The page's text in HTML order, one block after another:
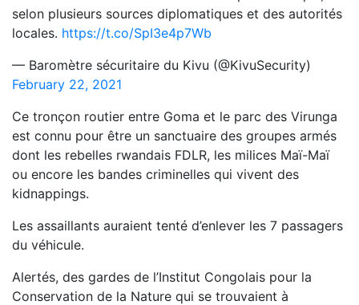
selon plusieurs sources diplomatiques et des autorités
locales. https://t.co/SpI3e4p7Wb
— Baromètre sécuritaire du Kivu (@KivuSecurity)
February 22, 2021
Ce tronçon routier entre Goma et le parc des Virunga
est connu pour être un sanctuaire des groupes armés
dont les rebelles rwandais FDLR, les milices Maï-Maï
ou encore les bandes criminelles qui vivent des
kidnappings.
Les assaillants auraient tenté d’enlever les 7 passagers
du véhicule.
Alertés, des gardes de l’Institut Congolais pour la
Conservation de la Nature qui se trouvaient à